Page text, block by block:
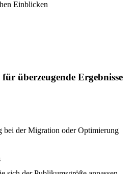
Einblicken
überzeugende Ergebnisse
bei der Migration oder Optimierung